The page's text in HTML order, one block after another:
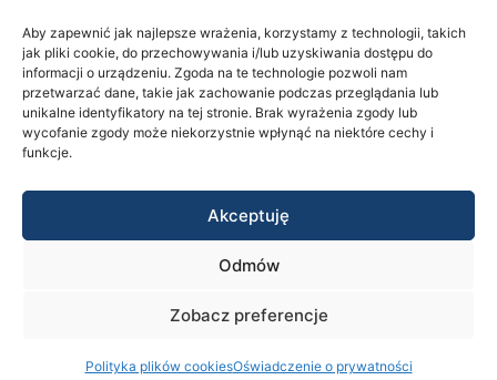
Aby zapewnić jak najlepsze wrażenia, korzystamy z technologii, takich
jak pliki cookie, do przechowywania i/lub uzyskiwania dostępu do
informacji o urządzeniu. Zgoda na te technologie pozwoli nam
przetwarzać dane, takie jak zachowanie podczas przeglądania lub
unikalne identyfikatory na tej stronie. Brak wyrażenia zgody lub
wycofanie zgody może niekorzystnie wpłynąć na niektóre cechy i
funkcje.
Akceptuję
Odmów
Zobacz preferencje
Polityka plików cookiesOświadczenie o prywatności
AutomationStore
Informacje
STRONA GŁÓWNA
O NAS
CODESYS